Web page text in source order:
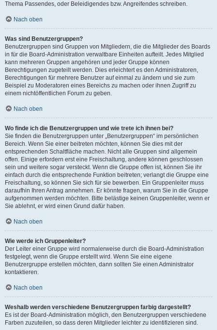
Thema Passendes, oder Beleidigendes bzw. Angreifendes schreiben.
Nach oben
Was sind Benutzergruppen?
Benutzergruppen sind Gruppen von Mitgliedern, die die Mitglieder des Boards
in für die Board-Administration verwaltbare Einheiten aufteilt. Jedes Mitglied
kann mehreren Gruppen angehören und jeder Gruppe können
Berechtigungen zugeteilt werden. Dies erleichtert es den Administratoren,
Berechtigungen für mehrere Benutzer auf einmal zu ändern und sie zum
Beispiel zu Moderatoren eines Bereichs zu machen oder ihnen Zugriff zu
einem nichtöffentlichen Forum zu geben.
Nach oben
Wo finde ich die Benutzergruppen und wie trete ich ihnen bei?
Sie finden die Benutzergruppen unter „Benutzergruppen“ im persönlichen
Bereich. Wenn Sie einer beitreten möchten, können Sie dies mit der
entsprechenden Schaltfläche machen. Nicht alle Gruppen sind allgemein
offen. Einige erfordern erst eine Freischaltung, andere können geschlossen
sein und weitere sogar versteckt. Wenn die Gruppe offen ist, können Sie ihr
einfach durch die entsprechende Funktion beitreten; verlangt die Gruppe eine
Freischaltung, so können Sie sich für sie bewerben. Ein Gruppenleiter muss
daraufhin Ihren Antrag annehmen. Er könnte fragen, warum Sie in die Gruppe
aufgenommen werden möchten. Bitte belästige keinen Gruppenleiter, wenn er
Sie ablehnt, er wird einen Grund dafür haben.
Nach oben
Wie werde ich Gruppenleiter?
Der Leiter einer Gruppe wird normalerweise durch die Board-Administration
festgelegt, wenn die Gruppe erstellt wird. Wenn Sie eine eigene
Benutzergruppe erstellen möchten, dann sollten Sie einen Administrator
kontaktieren.
Nach oben
Weshalb werden verschiedene Benutzergruppen farbig dargestellt?
Es ist der Board-Administration möglich, den Benutzergruppen verschiedene
Farben zuzuteilen, so dass deren Mitglieder leichter zu identifizieren sind.